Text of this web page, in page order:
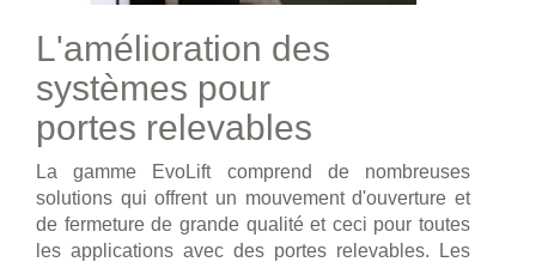
L'amélioration des
systèmes pour
portes relevables
La gamme EvoLift comprend de nombreuses
solutions qui offrent un mouvement d'ouverture et
de fermeture de grande qualité et ceci pour toutes
les applications avec des portes relevables. Les